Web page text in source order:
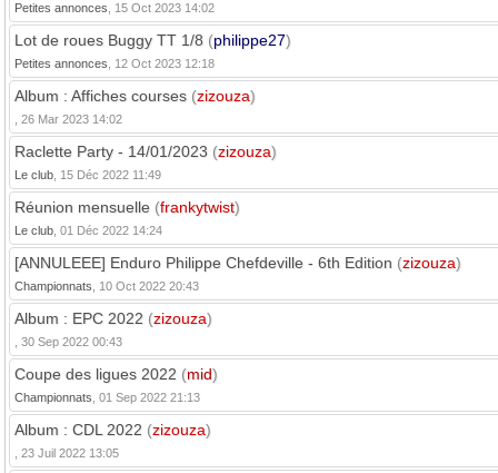
Petites annonces , 15 Oct 2023 14:02
Lot de roues Buggy TT 1/8 (philippe27)
Petites annonces , 12 Oct 2023 12:18
Album : Affiches courses (zizouza)
, 26 Mar 2023 14:02
Raclette Party - 14/01/2023 (zizouza)
Le club , 15 Déc 2022 11:49
Réunion mensuelle (frankytwist)
Le club , 01 Déc 2022 14:24
[ANNULEEE] Enduro Philippe Chefdeville - 6th Edition (zizouza)
Championnats , 10 Oct 2022 20:43
Album : EPC 2022 (zizouza)
, 30 Sep 2022 00:43
Coupe des ligues 2022 (mid)
Championnats , 01 Sep 2022 21:13
Album : CDL 2022 (zizouza)
, 23 Juil 2022 13:05